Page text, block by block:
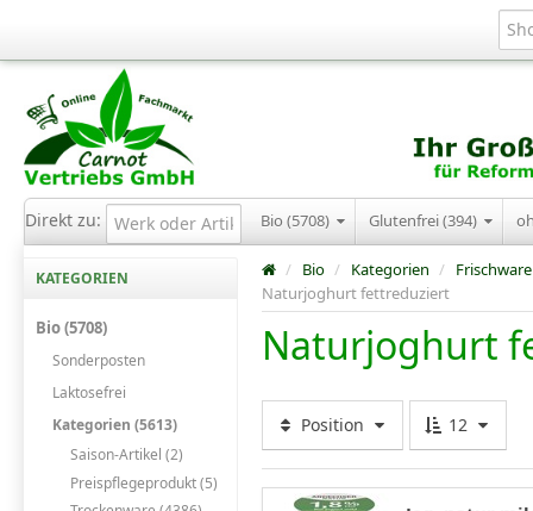
Direkt zu: Bio (5708) Glutenfrei (394)
KATEGORIEN
Bio (5708)
Sonderposten
Laktosefrei
Kategorien (5613)
Saison-Artikel (2)
Preispflegeprodukt (5)
/ Bio / Kategorien / Frischware
Naturjoghurt fettreduziert
Naturjoghurt
Position 12